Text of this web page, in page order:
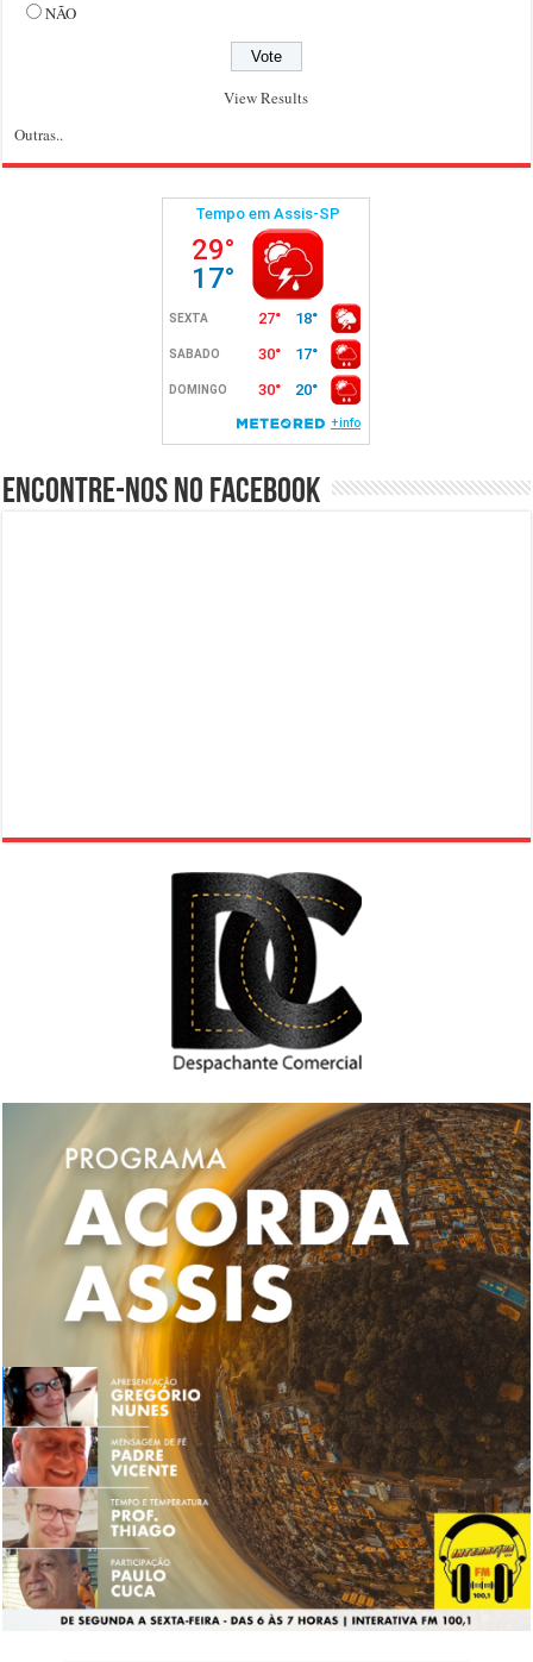
NÃO
View Results
Outras..
Encontre-nos no Facebook